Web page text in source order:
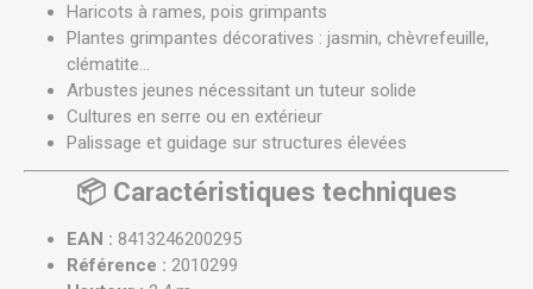
Haricots à rames, pois grimpants
Plantes grimpantes décoratives : jasmin, chèvrefeuille,
clématite…
Arbustes jeunes nécessitant un tuteur solide
Cultures en serre ou en extérieur
Palissage et guidage sur structures élevées
📦 Caractéristiques techniques
EAN : 8413246200295
Référence : 2010299